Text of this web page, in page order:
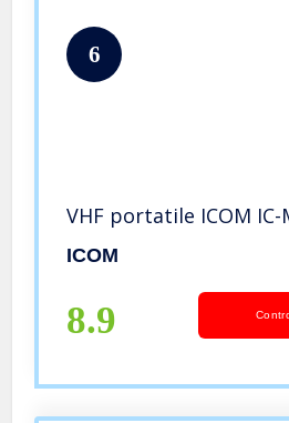
6
VHF portatile ICOM IC-
ICOM
8.9